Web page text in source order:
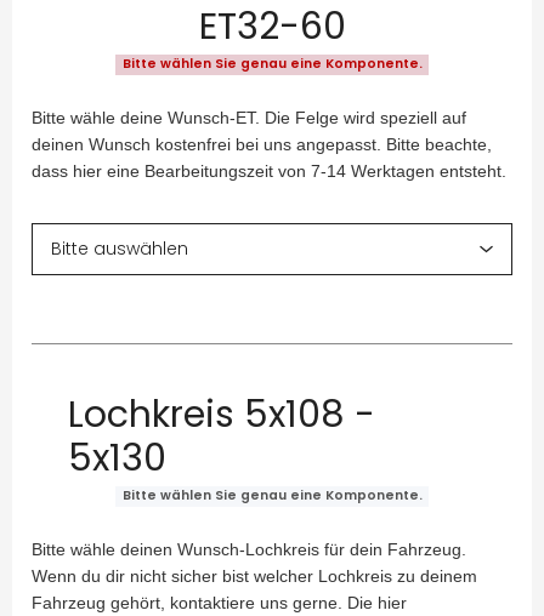
ET32-60
Bitte wählen Sie genau eine Komponente.
Bitte wähle deine Wunsch-ET. Die Felge wird speziell auf
deinen Wunsch kostenfrei bei uns angepasst. Bitte beachte,
dass hier eine Bearbeitungszeit von 7-14 Werktagen entsteht.
Lochkreis 5x108 -
5x130
Bitte wählen Sie genau eine Komponente.
Bitte wähle deinen Wunsch-Lochkreis für dein Fahrzeug.
Wenn du dir nicht sicher bist welcher Lochkreis zu deinem
Fahrzeug gehört, kontaktiere uns gerne. Die hier